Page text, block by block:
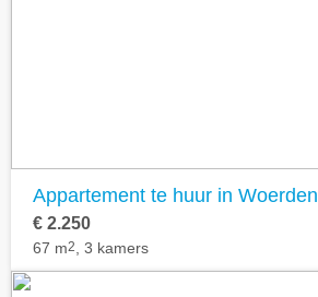
Appartement te huur in Woerden
€ 2.250
67 m2 , 3 kamers